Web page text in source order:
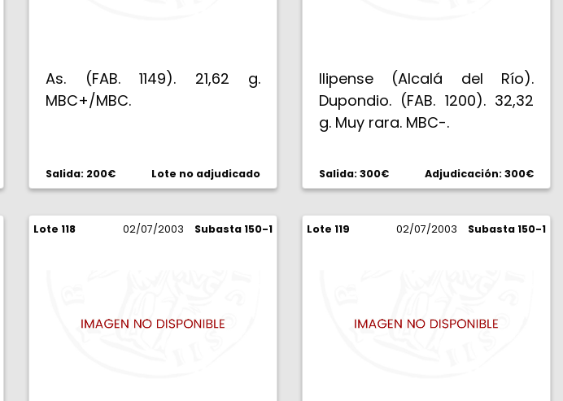
As. (FAB. 1149). 21,62 g.
MBC+/MBC.
Salida: 200€ Lote no adjudicado
Ilipense (Alcalá del Río).
Dupondio. (FAB. 1200). 32,32
g. Muy rara. MBC-.
Salida: 300€ Adjudicación: 300€
Lote 118 02/07/2003 Subasta 150-1 Lote 119 02/07/2003 Subasta 150-1